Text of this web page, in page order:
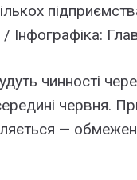
Інфографіка:
чинності
червня.
—